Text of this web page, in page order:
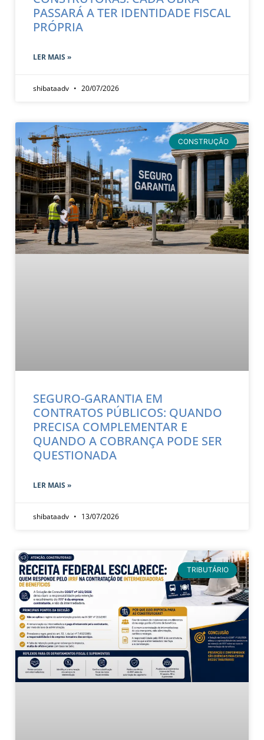
PASSARÁ A TER IDENTIDADE FISCAL
PRÓPRIA
LER MAIS »
shibataadv 20/07/2026
CONSTRUÇÃO
SEGURO-GARANTIA EM
CONTRATOS PÚBLICOS: QUANDO
PRECISA COMPLEMENTAR E
QUANDO A COBRANÇA PODE SER
QUESTIONADA
LER MAIS »
shibataadv 13/07/2026
TRIBUTÁRIO